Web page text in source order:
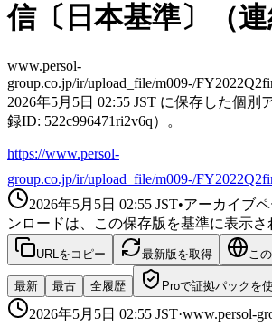
信〔日本基準〕（連
www.persol-
group.co.jp/ir/upload_file/m009-/
2026年5月5日 02:55 JST に保存した個別
録ID: 522c996471ri2v6q）。
https://www.persol-
group.co.jp/ir/upload_file/m009-/
2026年5月5日 02:55 JST•アーカイブ
ンロードは、この保存版を基準に表示さ
URLをコピー 最新版を取得 こ
最新 最古 全履歴 Proで証拠パックを
2026年5月5日 02:55 JST·www.persol-